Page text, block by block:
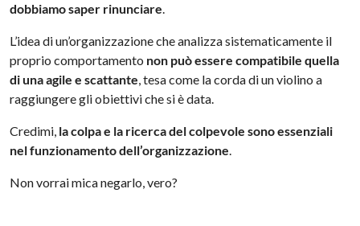
dobbiamo saper rinunciare.
L’idea di un’organizzazione che analizza sistematicamente il
proprio comportamento non può essere compatibile quella
di una agile e scattante, tesa come la corda di un violino a
raggiungere gli obiettivi che si è data.
Credimi, la colpa e la ricerca del colpevole sono essenziali
nel funzionamento dell’organizzazione.
Non vorrai mica negarlo, vero?